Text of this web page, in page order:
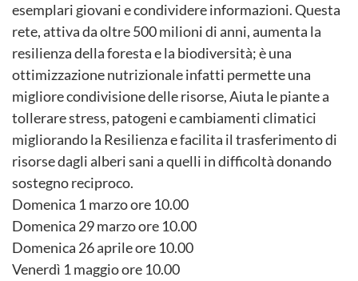
esemplari giovani e condividere informazioni. Questa
rete, attiva da oltre 500 milioni di anni, aumenta la
resilienza della foresta e la biodiversità; è una
ottimizzazione nutrizionale infatti permette una
migliore condivisione delle risorse, Aiuta le piante a
tollerare stress, patogeni e cambiamenti climatici
migliorando la Resilienza e facilita il trasferimento di
risorse dagli alberi sani a quelli in difficoltà donando
sostegno reciproco.
Domenica 1 marzo ore 10.00
Domenica 29 marzo ore 10.00
Domenica 26 aprile ore 10.00
Venerdì 1 maggio ore 10.00